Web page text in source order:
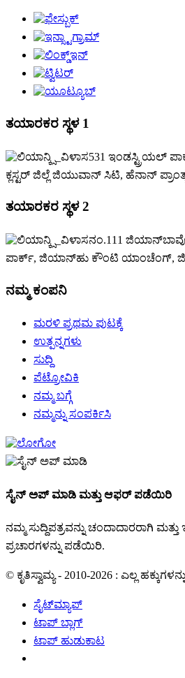
ತಯಾರಕರ ಸ್ಥಳ 1
531 ಇಂಡಸ್ಟ್ರಿಯಲ್
ಕ್ಲಸ್ಟರ್ ಜಿಲ್ಲೆ ಜಿಯುವಾನ್ ಸಿಟಿ, ಹೆನಾನ್
ತಯಾರಕರ ಸ್ಥಳ 2
ನಂ.111
ಪಾರ್ಕ್, ಜಿಯಾನ್‌ಹು ಕೌಂಟಿ ಯಾಂಚೆಂಗ್,
ನಮ್ಮ ಕಂಪನಿ
ಮರಳಿ ಪ್ರಥಮ ಪುಟಕ್ಕೆ
ಉತ್ಪನ್ನಗಳು
ಸುದ್ದಿ
ಪೆಟ್ರೋವಿಕಿ
ನಮ್ಮ ಬಗ್ಗೆ
ನಮ್ಮನ್ನು ಸಂಪರ್ಕಿಸಿ
ಸೈನ್ ಅಪ್ ಮಾಡಿ ಮತ್ತು ಆಫರ್ ಪಡೆಯಿರಿ
ನಮ್ಮ ಸುದ್ದಿಪತ್ರವನ್ನು ಚಂದಾದಾರರಾಗಿ ಮತ್ತು
ಪ್ರಚಾರಗಳನ್ನು ಪಡೆಯಿರಿ.
© ಕೃತಿಸ್ವಾಮ್ಯ - 2010-2026 : ಎಲ್ಲ
ಸೈಟ್‌ಮ್ಯಾಪ್
ಟಾಪ್ ಬ್ಲಾಗ್
ಟಾಪ್ ಹುಡುಕಾಟ